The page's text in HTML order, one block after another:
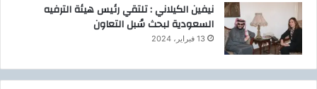
د
ف
ر
ي
نيفين الكيلاني : تلتقي رئيس هيئة الترفيه
السعودية لبحث سُبل التعاون
13 فبراير، 2024